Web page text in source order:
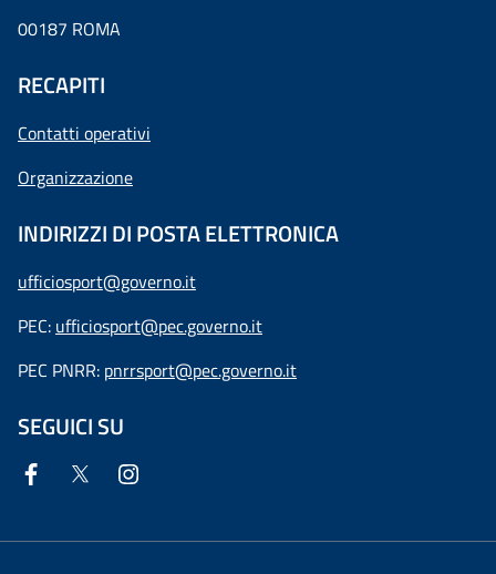
00187 ROMA
RECAPITI
Contatti operativi
Organizzazione
INDIRIZZI DI POSTA ELETTRONICA
ufficiosport@governo.it
PEC: ufficiosport@pec.governo.it
PEC PNRR: pnrrsport@pec.governo.it
SEGUICI SU